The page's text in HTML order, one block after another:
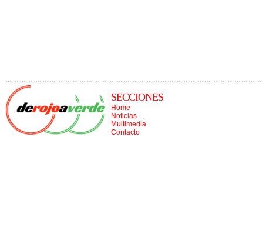
SECCIONES
Home
Noticias
Multimedia
Contacto